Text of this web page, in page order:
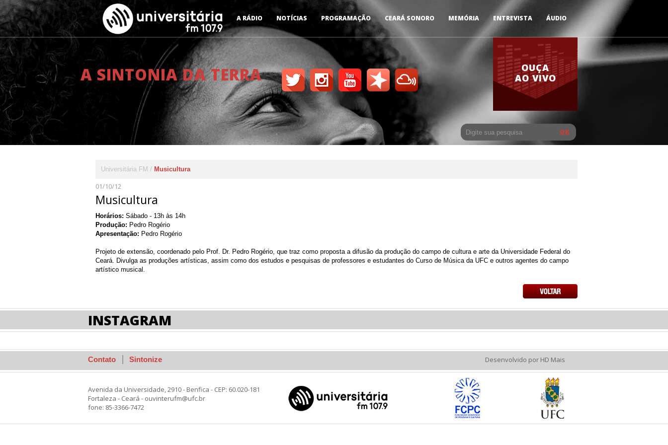
A RÁDIO NOTÍCIAS PROGRAMAÇÃO CEARÁ SONORO MEMÓRIA ENTREVISTA ÁUDIO
A SINTONIA DA TERRA
OUÇA
AO VIVO
Universitária FM Musicultura
01/10/12
Musicultura
Horários: Sábado - 13h às 14h
Produção: Pedro Rogério
Apresentação: Pedro Rogério
Projeto de extensão, coordenado pelo Prof. Dr. Pedro Rogério, que traz como proposta a difusão da produção do campo de cultura e arte da Universidade Federal do
Ceará. Divulga as produções artísticas, assim como dos estudos e pesquisas de professores e estudantes do Curso de Música da UFC e outros agentes do campo
artístico musical.
INSTAGRAM
Contato Sintonize Desenvolvido por HD Mais
Avenida da Universidade, 2910 - Benfica - CEP: 60.020-181
Fortaleza - Ceará - ouvinterufm@ufc.br
fone: 85-3366-7472